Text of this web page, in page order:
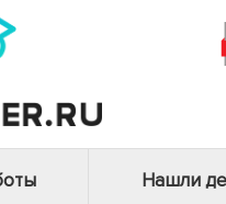
Нашли